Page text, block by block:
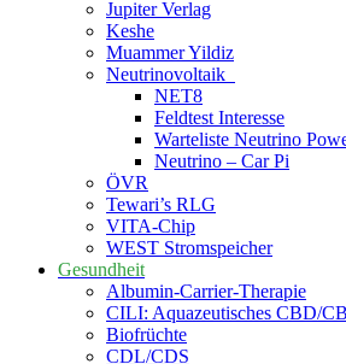
Jupiter Verlag
Keshe
Muammer Yildiz
Neutrinovoltaik
NET8
Feldtest Interesse
Warteliste Neutrino
Neutrino – Car Pi
ÖVR
Tewari’s RLG
VITA-Chip
WEST Stromspeicher
Gesundheit
Albumin-Carrier-Therapie
CILI: Aquazeutisches CBD/
Biofrüchte
CDL/CDS